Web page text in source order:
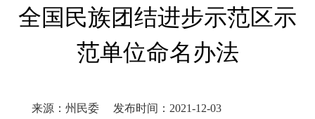
全国民族团结进步示范区示
范单位命名办法
来源：州民委
发布时间：2021-12-03